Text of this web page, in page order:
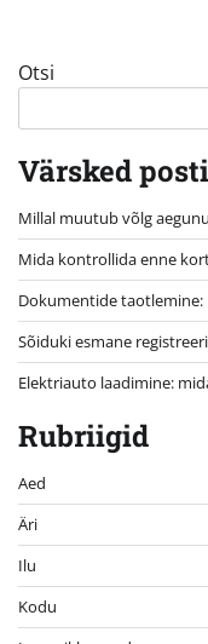
Otsi
Värsked
Millal muutub võlg
Mida kontrollida enne
Dokumentide
Sõiduki esmane
Elektriauto laadimine:
Rubriigid
Aed
Äri
Ilu
Kodu